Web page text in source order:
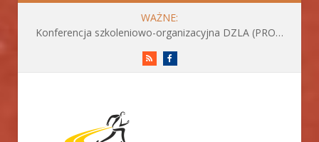
WAŻNE:
Konferencja szkoleniowo-organizacyjna DZLA (PROGRAM już do pobrania)
RSS